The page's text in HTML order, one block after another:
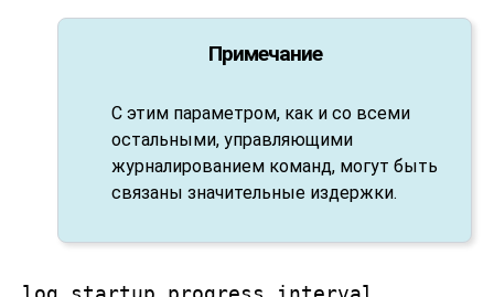
Примечание
С этим параметром, как и со всеми
остальными, управляющими
журналированием команд, могут быть
связаны значительные издержки.